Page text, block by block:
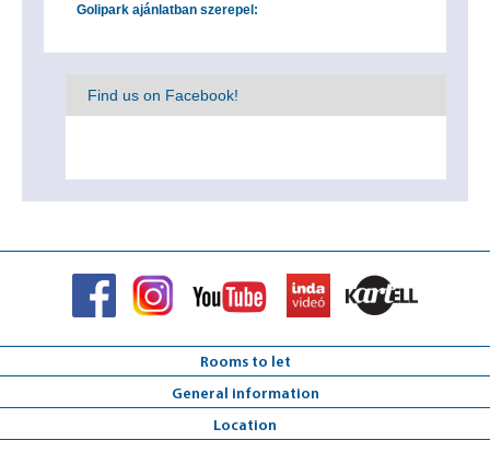
Golipark ajánlatban szerepel:
Find us on Facebook!
Rooms to let
General information
Location